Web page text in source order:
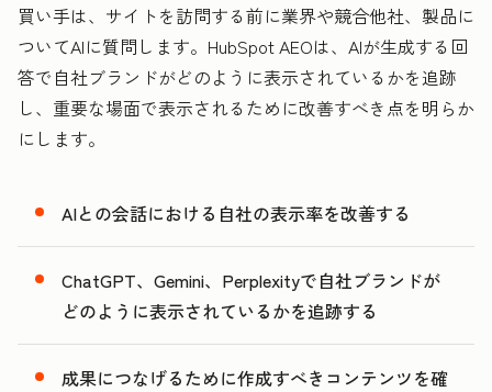
買い手は、サイトを訪問する前に業界や競合他社、製品に
ついてAIに質問します。HubSpot AEOは、AIが生成する回
答で自社ブランドがどのように表示されているかを追跡
し、重要な場面で表示されるために改善すべき点を明らか
にします。
AIとの会話における自社の表示率を改善する
ChatGPT、Gemini、Perplexityで自社ブランドが
どのように表示されているかを追跡する
成果につなげるために作成すべきコンテンツを確